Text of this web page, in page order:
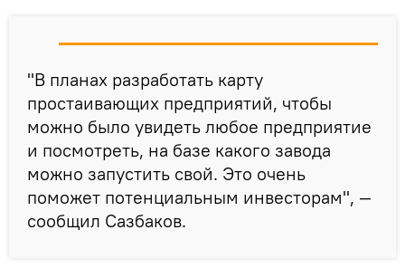
"В планах разработать карту
простаивающих предприятий, чтобы
можно было увидеть любое предприятие
и посмотреть, на базе какого завода
можно запустить свой. Это очень
поможет потенциальным инвесторам", —
сообщил Сазбаков.